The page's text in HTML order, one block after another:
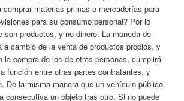
comprar materias primas o mercaderías para
para su consumo personal? Por lo
son productos, y no dinero. La moneda de
a cambio de la venta de productos propios, y
la compra de los de otras personas, cumplirá
función entre otras partes contratantes, y
De la misma manera que un vehículo público
consecutiva un objeto tras otro. Si no puede